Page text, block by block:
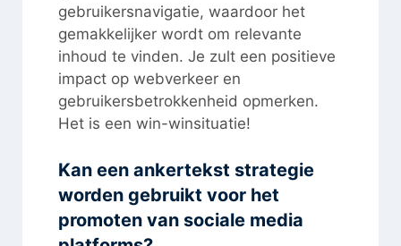
gebruikersnavigatie, waardoor het
gemakkelijker wordt om relevante
inhoud te vinden. Je zult een positieve
impact op webverkeer en
gebruikersbetrokkenheid opmerken.
Het is een win-winsituatie!
Kan een ankertekst strategie
worden gebruikt voor het
promoten van sociale media